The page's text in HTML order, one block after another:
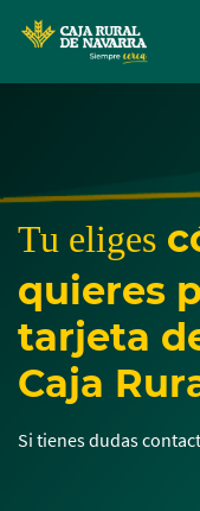
Tu eliges
quieres
tarjeta
Caja
Si tienes dudas